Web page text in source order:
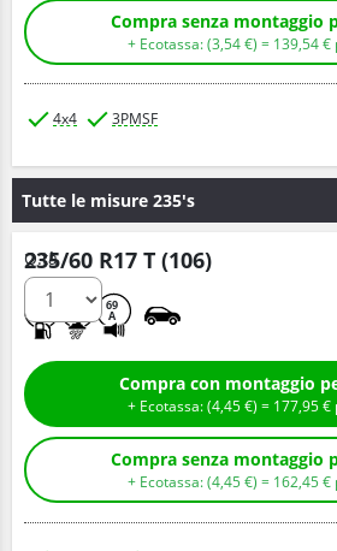
+ Ecotassa: (3,54€ ) = 139,54€
4x4 3PMSF
Tutte le misure 235's
235/60 R17 T (106)
69
A
Q.tà
+ Ecotassa: (4,45€ ) = 177,95€
+ Ecotassa: (4,45€ ) = 162,45€